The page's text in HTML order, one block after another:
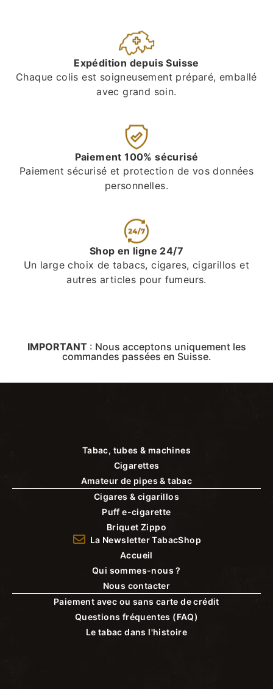
Expédition depuis Suisse
Chaque colis est soigneusement préparé, emballé
avec grand soin.
Paiement 100% sécurisé
Paiement sécurisé et protection de vos données
personnelles.
Shop en ligne 24/7
Un large choix de tabacs, cigares, cigarillos et
autres articles pour fumeurs.
IMPORTANT : Nous acceptons uniquement les
commandes passées en Suisse.
Tabac, tubes & machines
Cigarettes
Amateur de pipes & tabac
Cigares & cigarillos
Puff e-cigarette
Briquet Zippo
La Newsletter TabacShop
Accueil
Qui sommes-nous ?
Nous contacter
Paiement avec ou sans carte de crédit
Questions fréquentes (FAQ)
Le tabac dans l'histoire